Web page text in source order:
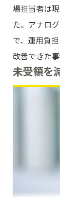
場担当者は
た。アナロ
で、運用負
改善できた事
未受領を